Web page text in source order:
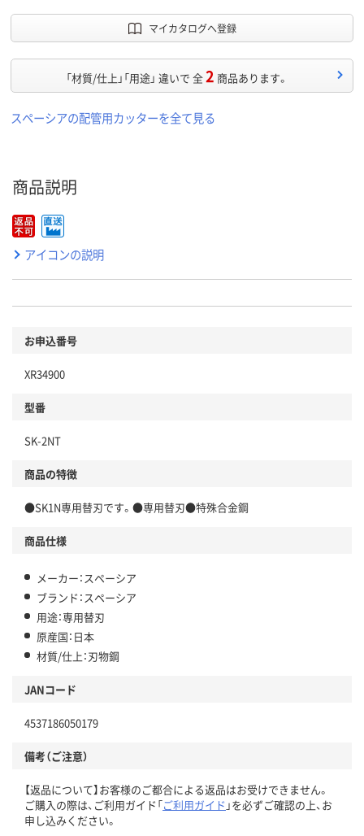
マイカタログへ登録
「材質/仕上」「用途」 違いで 全2 商品あります。
スペーシアの配管用カッターを全て見る
商品説明
アイコンの説明
お申込番号
XR34900
型番
SK-2NT
商品の特徴
●SK1N専用替刃です。●専用替刃●特殊合金鋼
商品仕様
メーカー：スペーシア
ブランド：スペーシア
用途：専用替刃
原産国：日本
材質/仕上：刃物鋼
JANコード
4537186050179
備考（ご注意）
【返品について】お客様のご都合による返品はお受けできません。
ご購入の際は、ご利用ガイド「ご利用ガイド 」を必ずご確認の上、お
申し込みください。